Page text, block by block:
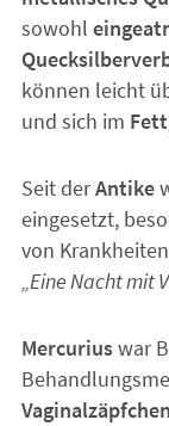
sowohl
können leicht
und sich im
Seit derAntike
eingesetzt,
von
„Eine Nacht mit
Mercuriuswar
Vaginalzäpfchen